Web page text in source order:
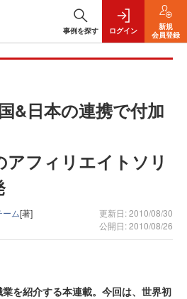
事例を探す ログイン
新規
会員登録
&日本の連携で付加
アフィリエイトソリ
ーム[著]
更新日: 2010/08/30
公開日: 2010/08/26
を紹介する本連載。今回は、世界初